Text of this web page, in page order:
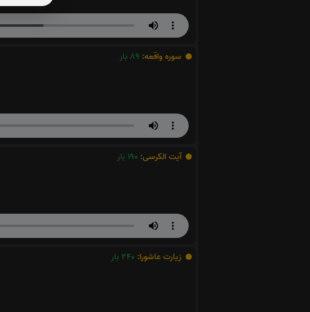
سوره واقعه: 89 بار
آیت الکرسی: 190 بار
زیارت عاشورا: 240 بار